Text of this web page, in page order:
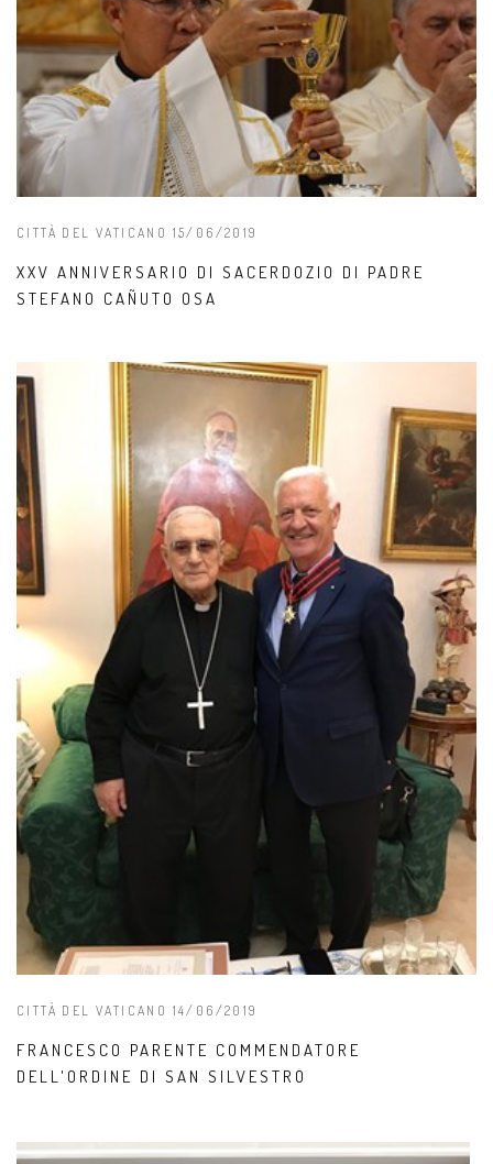
CITTÀ DEL VATICANO 15/06/2019
XXV ANNIVERSARIO DI SACERDOZIO DI PADRE
STEFANO CAÑUTO OSA
CITTÀ DEL VATICANO 14/06/2019
FRANCESCO PARENTE COMMENDATORE
DELL'ORDINE DI SAN SILVESTRO